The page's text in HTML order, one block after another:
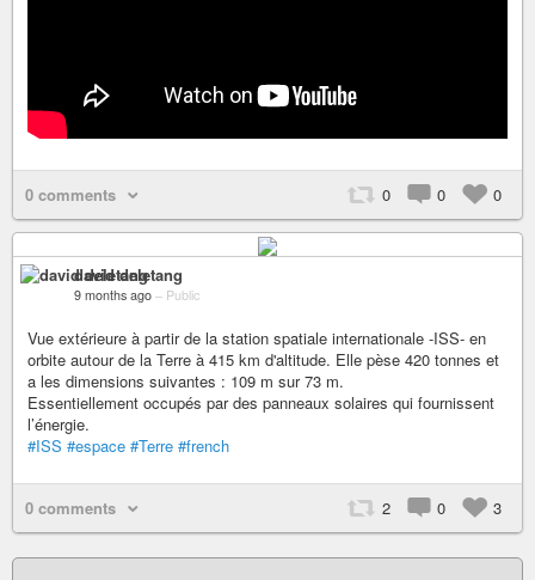
0 comments 0 0 0
david deletang
9 months ago – Public
Vue extérieure à partir de la station spatiale internationale -ISS- en
orbite autour de la Terre à 415 km d'altitude. Elle pèse 420 tonnes et
a les dimensions suivantes : 109 m sur 73 m.
Essentiellement occupés par des panneaux solaires qui fournissent
l’énergie.
#ISS #espace #Terre #french
0 comments 2 0 3